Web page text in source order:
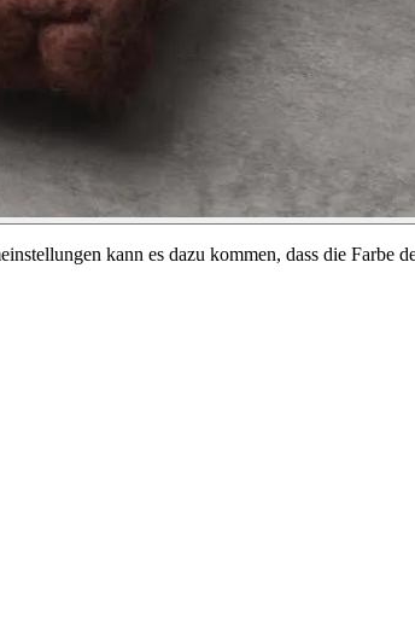
kann es dazu kommen, dass die Farbe